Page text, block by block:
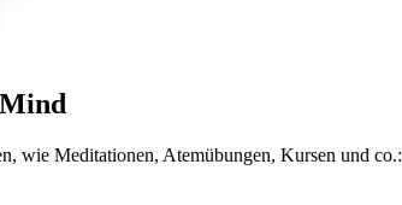
wie Meditationen, Atemübungen, Kursen und co.: